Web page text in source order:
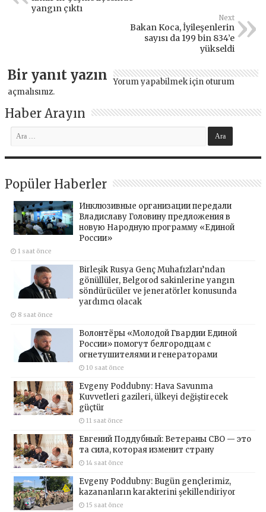
yangın çıktı
Next
Bakan Koca, İyileşenlerin
sayısı da 199 bin 834’e
yükseldi
Bir yanıt yazın Yorum yapabilmek için oturum
açmalısınız.
Haber Arayın
Popüler Haberler
Инклюзивные организации передали
Владиславу Головину предложения в
новую Народную программу «Единой
России»
1 saat önce
Birleşik Rusya Genç Muhafızları’ndan
gönüllüler, Belgorod sakinlerine yangın
söndürücüler ve jeneratörler konusunda
yardımcı olacak
8 saat önce
Волонтёры «Молодой Гвардии Единой
России» помогут белгородцам с
огнетушителями и генераторами
10 saat önce
Evgeny Poddubny: Hava Savunma
Kuvvetleri gazileri, ülkeyi değiştirecek
güçtür
11 saat önce
Евгений Поддубный: Ветераны СВО — это
та сила, которая изменит страну
14 saat önce
Evgeny Poddubny: Bugün gençlerimiz,
kazananların karakterini şekillendiriyor
15 saat önce